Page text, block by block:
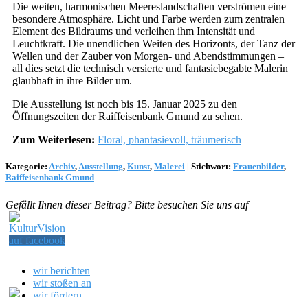
Die weiten, harmonischen Meereslandschaften verströmen eine
besondere Atmosphäre. Licht und Farbe werden zum zentralen
Element des Bildraums und verleihen ihm Intensität und
Leuchtkraft. Die unendlichen Weiten des Horizonts, der Tanz der
Wellen und der Zauber von Morgen- und Abendstimmungen –
all dies setzt die technisch versierte und fantasiebegabte Malerin
glaubhaft in ihre Bilder um.
Die Ausstellung ist noch bis 15. Januar 2025 zu den
Öffnungszeiten der Raiffeisenbank Gmund zu sehen.
Zum Weiterlesen: Floral, phantasievoll, träumerisch
Kategorie: Archiv,Ausstellung, Kunst, Malerei | Stichwort: Frauenbilder,
Raiffeisenbank Gmund
Gefällt Ihnen dieser Beitrag? Bitte besuchen Sie uns auf
wir berichten
wir stoßen an